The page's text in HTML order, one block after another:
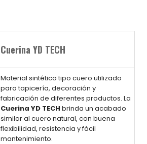
Cuerina YD TECH
Material sintético tipo cuero utilizado
para tapicería, decoración y
fabricación de diferentes productos. La
Cuerina YD TECH brinda un acabado
similar al cuero natural, con buena
flexibilidad, resistencia y fácil
mantenimiento.